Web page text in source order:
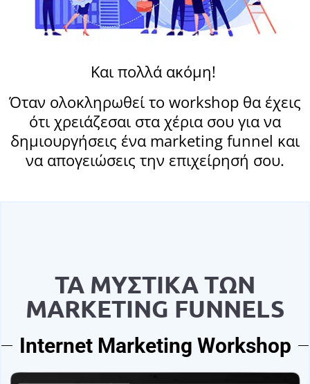
Και πολλά ακόμη!
Όταν ολοκληρωθεί το workshop θα έχεις
ότι χρειάζεσαι στα χέρια σου για να
δημιουργήσεις ένα marketing funnel και
να απογειώσεις την επιχείρησή σου.
ΤΑ ΜΥΣΤΙΚΑ ΤΩΝ
MARKETING FUNNELS
Internet Marketing Workshop